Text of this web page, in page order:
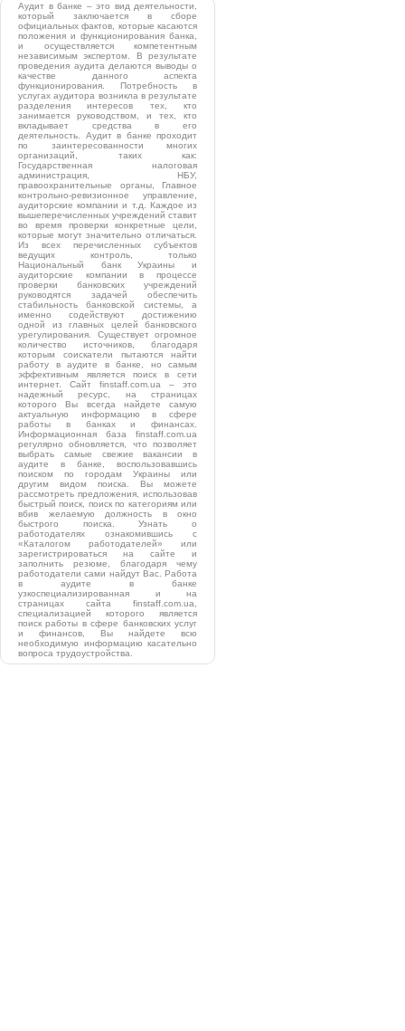
Аудит в банке – это вид деятельности,
который заключается в сборе
официальных фактов, которые касаются
положения и функционирования банка,
и осуществляется компетентным
независимым экспертом. В результате
проведения аудита делаются выводы о
качестве данного аспекта
функционирования. Потребность в
услугах аудитора возникла в результате
разделения интересов тех, кто
занимается руководством, и тех, кто
вкладывает средства в его
деятельность. Аудит в банке проходит
по заинтересованности многих
организаций, таких как:
Государственная налоговая
администрация, НБУ,
правоохранительные органы, Главное
контрольно-ревизионное управление,
аудиторские компании и т.д. Каждое из
вышеперечисленных учреждений ставит
во время проверки конкретные цели,
которые могут значительно отличаться.
Из всех перечисленных субъектов
ведущих контроль, только
Национальный банк Украины и
аудиторские компании в процессе
проверки банковских учреждений
руководятся задачей обеспечить
стабильность банковской системы, а
именно содействуют достижению
одной из главных целей банковского
урегулирования. Существует огромное
количество источников, благодаря
которым соискатели пытаются найти
работу в аудите в банке, но самым
эффективным является поиск в сети
интернет. Сайт finstaff.com.ua – это
надежный ресурс, на страницах
которого Вы всегда найдете самую
актуальную информацию в сфере
работы в банках и финансах.
Информационная база finstaff.com.ua
регулярно обновляется, что позволяет
выбрать самые свежие вакансии в
аудите в банке, воспользовавшись
поиском по городам Украины или
другим видом поиска. Вы можете
рассмотреть предложения, использовав
быстрый поиск, поиск по категориям или
вбив желаемую должность в окно
быстрого поиска. Узнать о
работодателях ознакомившись с
«Каталогом работодателей» или
зарегистрироваться на сайте и
заполнить резюме, благодаря чему
работодатели сами найдут Вас. Работа
в аудите в банке
узкоспециализированная и на
страницах сайта finstaff.com.ua,
специализацией которого является
поиск работы в сфере банковских услуг
и финансов, Вы найдете всю
необходимую информацию касательно
вопроса трудоустройства.